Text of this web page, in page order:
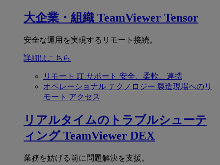
大企業・組織 TeamViewer Tensor
安全な運用を実現するリモート接続。
詳細はこちら
リモート IT サポート 安全、柔軟、連携
オペレーショナル テクノロジー 製造現場へのリ
モート アクセス
リアルタイムのトラブルシューテ
ィング TeamViewer DEX
業務を妨げる前に問題解決を支援。